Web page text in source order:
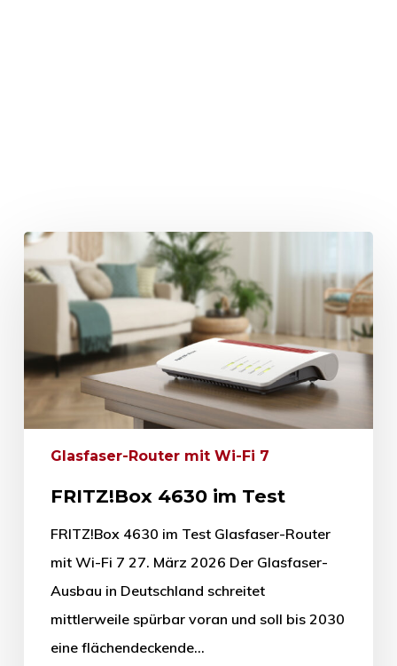
Glasfaser-Router mit Wi-Fi 7
FRITZ!Box 4630 im Test
FRITZ!Box 4630 im Test Glasfaser-Router
mit Wi-Fi 7 27. März 2026 Der Glasfaser-
Ausbau in Deutschland schreitet
mittlerweile spürbar voran und soll bis 2030
eine flächendeckende…